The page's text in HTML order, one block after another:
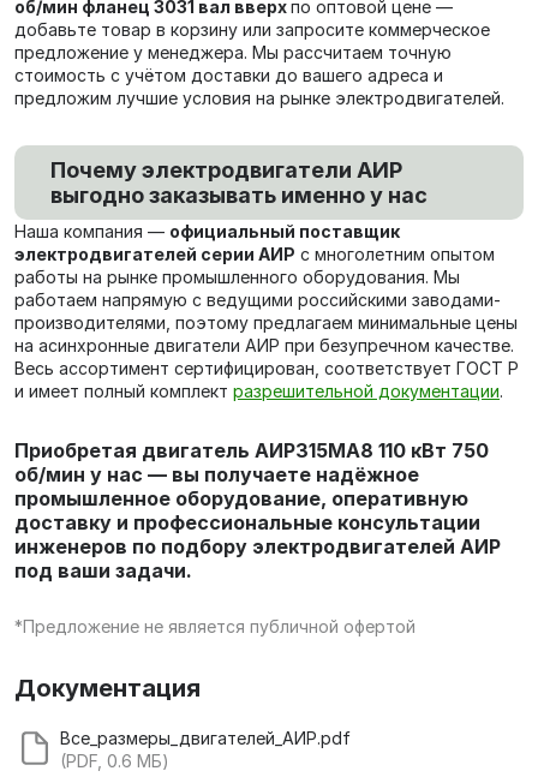
об/мин фланец 3031 вал вверхпо оптовой цене —
добавьте товар в корзину или запросите коммерческое
предложение у менеджера. Мы рассчитаем точную
стоимость с учётом доставки до вашего адреса и
предложим лучшие условия на рынке электродвигателей.
Почему электродвигатели АИР
выгодно заказывать именно у нас
Наша компания — официальный поставщик
электродвигателей серии АИР с многолетним опытом
работы на рынке промышленного оборудования. Мы
работаем напрямую с ведущими российскими заводами-
производителями, поэтому предлагаем минимальные цены
на асинхронные двигатели АИР при безупречном качестве.
Весь ассортимент сертифицирован, соответствует ГОСТ Р
и имеет полный комплект разрешительной документации.
Приобретая двигатель АИР315МА8 110 кВт 750
об/мин у нас — вы получаете надёжное
промышленное оборудование, оперативную
доставку и профессиональные консультации
инженеров по подбору электродвигателей АИР
под ваши задачи.
*Предложение не является публичной офертой
Документация
Все_размеры_двигателей_АИР.pdf
(PDF, 0.6 МБ)